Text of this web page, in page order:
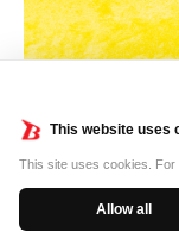
This website uses
This site uses cookies.
Allow all